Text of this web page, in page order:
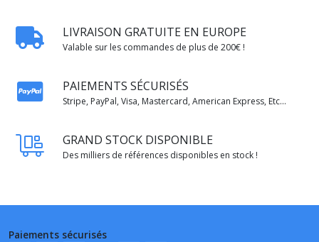
LIVRAISON GRATUITE EN EUROPE
Valable sur les commandes de plus de 200€ !
PAIEMENTS SÉCURISÉS
Stripe, PayPal, Visa, Mastercard, American Express, Etc...
GRAND STOCK DISPONIBLE
Des milliers de références disponibles en stock !
Paiements sécurisés